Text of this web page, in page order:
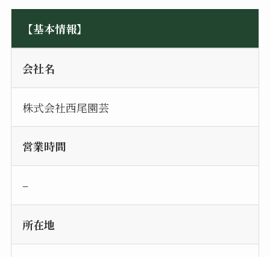
【基本情報】
会社名
株式会社西尾園芸
営業時間
–
所在地